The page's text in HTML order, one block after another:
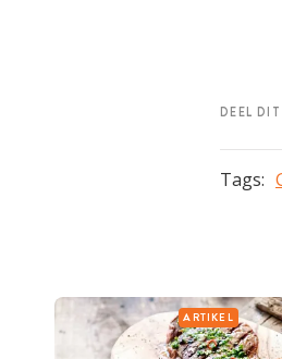
ARTIKEL
DEEL
Tags: